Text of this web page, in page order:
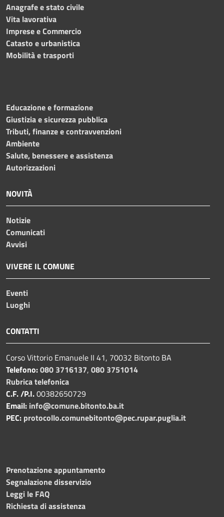
Anagrafe e stato civile
Vita lavorativa
Imprese e Commercio
Catasto e urbanistica
Mobilità e trasporti
Educazione e formazione
Giustizia e sicurezza pubblica
Tributi, finanze e contravvenzioni
Ambiente
Salute, benessere e assistenza
Autorizzazioni
NOVITÀ
Notizie
Comunicati
Avvisi
VIVERE IL COMUNE
Eventi
Luoghi
CONTATTI
Corso Vittorio Emanuele II 41, 70032 Bitonto BA
Telefono:080 3716137, 080 3751014
Rubrica telefonica
C.F. /P.I.00382650729
Email: info@comune.bitonto.ba.it
PEC: protocollo.comunebitonto@pec.rupar.puglia.it
Prenotazione appuntamento
Segnalazione disservizio
Leggi le FAQ
Richiesta di assistenza